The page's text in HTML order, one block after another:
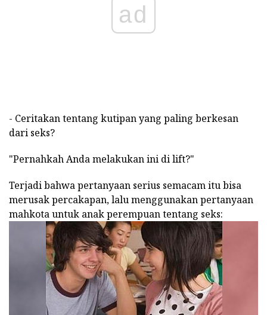
ad
- Ceritakan tentang kutipan yang paling berkesan
dari seks?
"Pernahkah Anda melakukan ini di lift?"
Terjadi bahwa pertanyaan serius semacam itu bisa
merusak percakapan, lalu menggunakan pertanyaan
mahkota untuk anak perempuan tentang seks: